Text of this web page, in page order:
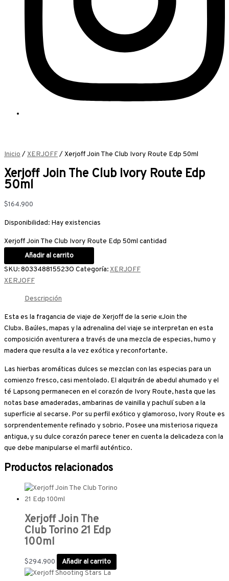
Inicio/ XERJOFF/ Xerjoff Join The Club Ivory Route Edp 50ml
Xerjoff Join The Club Ivory Route Edp
50ml
$164.900
Disponibilidad: Hay existencias
Xerjoff Join The Club Ivory Route Edp 50ml cantidad
Añadir al carrito
SKU:803348815523O Categoría: XERJOFF
XERJOFF
Descripción
Esta es la fragancia de viaje de Xerjoff de la serie «Join the
Club». Baúles, mapas y la adrenalina del viaje se interpretan en esta
composición aventurera a través de una mezcla de especias, humo y
madera que resulta a la vez exótica y reconfortante.
Las hierbas aromáticas dulces se mezclan con las especias para un
comienzo fresco, casi mentolado. El alquitrán de abedul ahumado y el
té Lapsong permanecen en el corazón de Ivory Route, hasta que las
notas base amaderadas, ambarinas de vainilla y pachulí suben a la
superficie al secarse. Por su perfil exótico y glamoroso, Ivory Route es
sorprendentemente refinado y sobrio. Posee una misteriosa riqueza
antigua, y su dulce corazón parece tener en cuenta la delicadeza con la
que debe manipularse el marfil auténtico.
Productos relacionados
Xerjoff Join The
Club Torino 21 Edp
100ml
$294.900 Añadir al carrito